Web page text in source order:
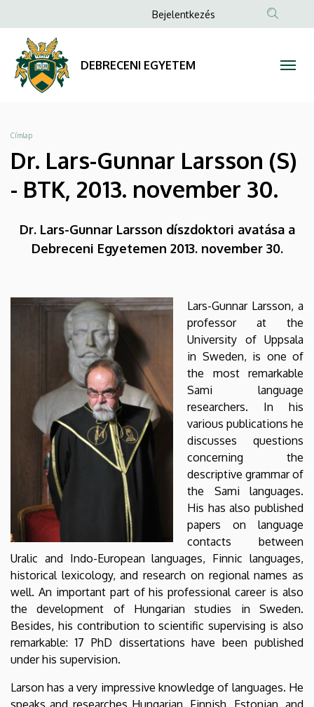
Lars-
Gunnar
Larsson
(S)
BTK,
november
DEBRECENI
EGYETEM
a
tartalomra
Anonim
menüje
Bejelentkezés
DEBRECENI EGYETEM
Morzsa
Címlap
Dr. Lars-Gunnar Larsson (S)
- BTK, 2013. november 30.
Dr. Lars-Gunnar Larsson díszdoktori avatása a
Debreceni Egyetemen 2013. november 30.
Lars-Gunnar Larsson, a
professor at the
University of Uppsala
in Sweden, is one of
the most remarkable
Sami language
researchers. In his
various publications he
discusses questions
concerning the
descriptive grammar of
the Sami languages.
His has also published
papers on language
contacts between
Uralic and Indo-European languages, Finnic languages,
historical lexicology, and research on regional names as
well. An important part of his professional career is also
the development of Hungarian studies in Sweden.
Besides, his contribution to scientific supervising is also
remarkable: 17 PhD dissertations have been published
under his supervision.
Larson has a very impressive knowledge of languages. He
speaks and researches Hungarian, Finnish, Estonian, and